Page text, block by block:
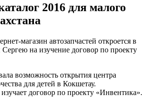
2016 для малого
магазин автозапчастей откроется в
на изучение договор по проекту
возможность открытия центра
для детей в Кокшетау.
договор по проекту «Инвентика».